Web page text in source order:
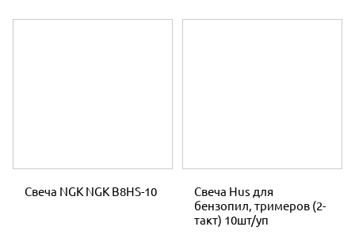
МОТОПОМПЫ
НАВЕСНОЕ И ПРИЦЕПНОЕ ОБОРУДОВАНИЕ
Свеча NGK NGK B8HS-10
Свеча Hus для
бензопил, тримеров (2-
такт) 10шт/уп